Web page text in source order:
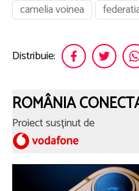
camelia voinea
Distribuie:
ROMÂNIA
Proiect susținut de